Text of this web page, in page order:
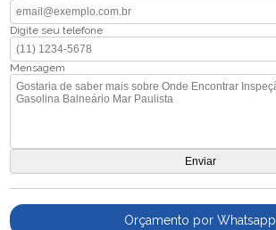
Digite seu telefone
Mensagem
Orçamento por Whatsapp